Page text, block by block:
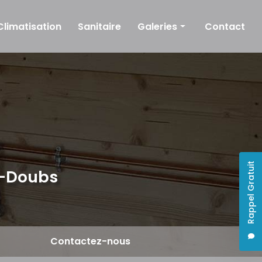
Rappel Gratuit
Sanitaire Galeries
Chauffage
Sanitaire
Contact
Contactez-nous